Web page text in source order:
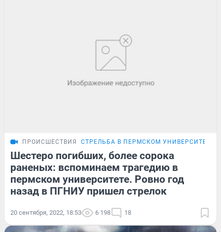
ПРОИСШЕСТВИЯ СТРЕЛЬБА В ПЕРМСКОМ УНИВЕРСИТЕТЕ
Шестеро погибших, более сорока
раненых: вспоминаем трагедию в
пермском университете. Ровно год
назад в ПГНИУ пришел стрелок
20 сентября, 2022, 18:53 6 198 18